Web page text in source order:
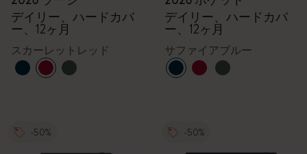
デイリー、ハードカバ
ー、12ヶ月
スカーレットレッド
デイリー、ハードカバ
ー、12ヶ月
サファイアブルー
-50% -50%